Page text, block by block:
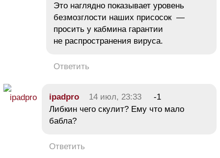
Это наглядно показывает уровень
безмозглости наших присосок —
просить у кабмина гарантии
не распространения вируса.
Ответить
ipadpro 14 июл, 23:33
-1
Либкин чего скулит? Ему что мало
бабла?
Ответить